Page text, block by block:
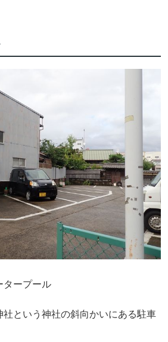
タープール
という神社の斜向かいにある駐車